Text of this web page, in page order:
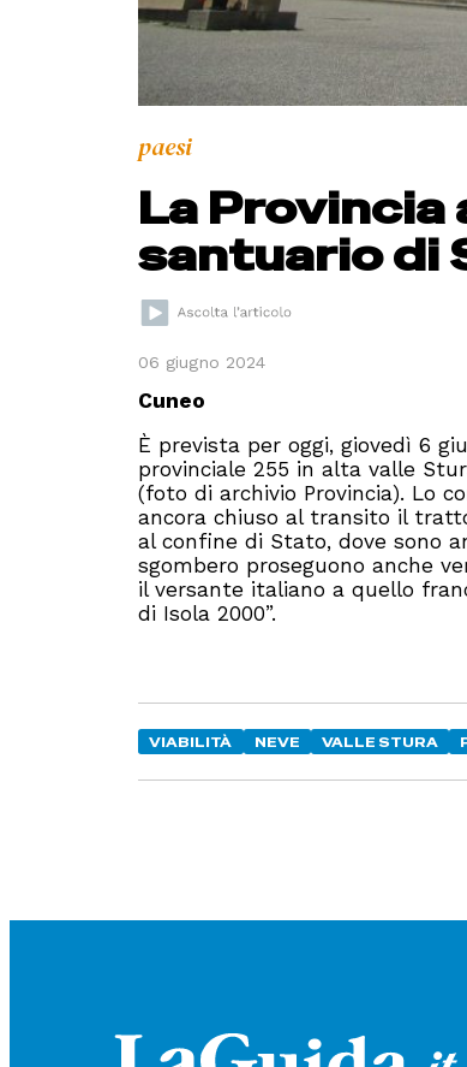
paesi
La Provincia
santuario di
06 giugno 2024
Cuneo
È prevista per oggi, giovedì 6
provinciale 255 in alta valle
(foto di archivio Provincia). Lo
ancora chiuso al transito il
al confine di Stato, dove sono
sgombero proseguono anche
il versante italiano a quello
di Isola 2000”.
VIABILITÀ NEVE VALLE STURA